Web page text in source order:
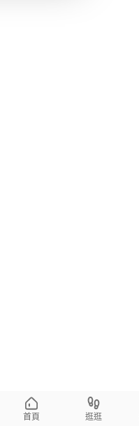
首頁 逛逛